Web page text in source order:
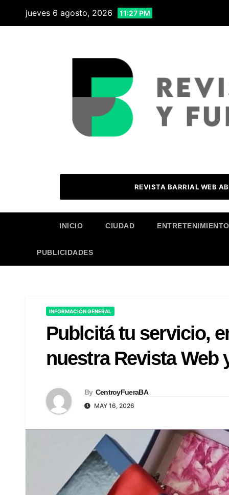
jueves 6 agosto, 2026 11:27 PM
REVISTA BARRIAL WEB
INICIO CIUDAD ENTRETENIMIENTO
PUBLICIDADES
INFORMACIÓN GENERAL
Publcitá tu servicio,
nuestra Revista Web
By CentroyFueraBA
MAY 16, 2026